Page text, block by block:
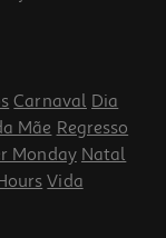
Carnaval Dia
Mãe Regresso
Monday Natal
Vida